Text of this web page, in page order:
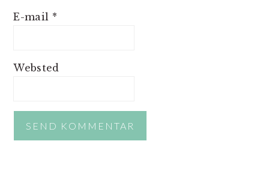
E-mail *
Websted